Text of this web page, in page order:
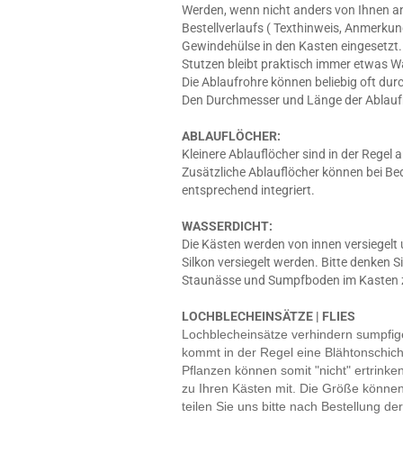
Werden, wenn nicht anders von Ihnen
Bestellverlaufs ( Texthinweis,
Gewindehülse in den Kasten
Stutzen bleibt praktisch immer etwas
Die Ablaufrohre können beliebig oft
Den Durchmesser und Länge der
ABLAUFLÖCHER:
Kleinere Ablauflöcher sind in der Regel
Zusätzliche Ablauflöcher können bei
entsprechend integriert.
WASSERDICHT:
Die Kästen werden von innen
Silkon versiegelt werden. Bitte denken
Staunässe und Sumpfboden im Kasten
LOCHBLECHEINSÄTZE | FLIES
Lochblecheinsätze verhindern
kommt in der Regel eine
Pflanzen können somit "nicht"
zu Ihren Kästen mit. Die Größe
teilen Sie uns bitte nach Bestellung